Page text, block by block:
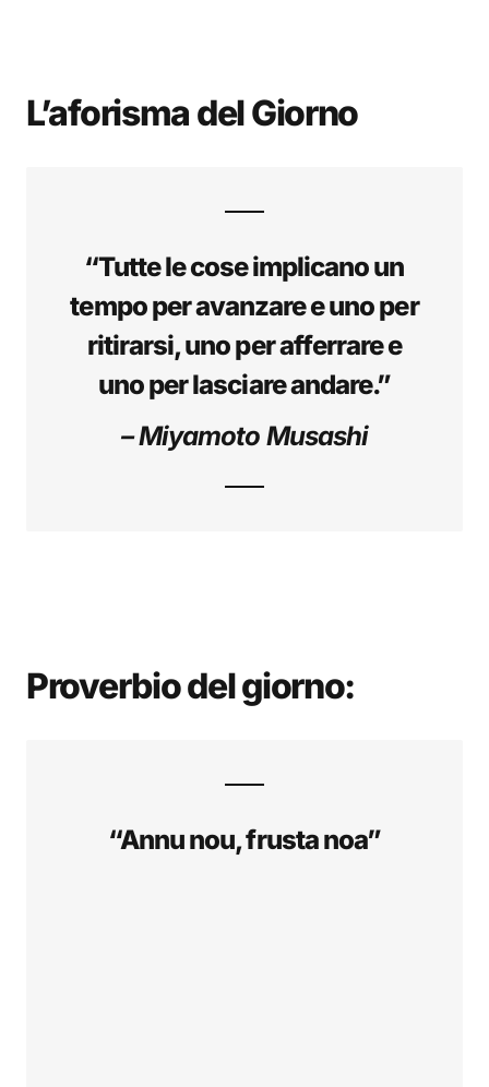
L’aforisma del Giorno
“Tutte le cose implicano un
tempo per avanzare e uno per
ritirarsi, uno per afferrare e
uno per lasciare andare.”
– Miyamoto Musashi
Proverbio del giorno:
“Annu nou, frusta noa”